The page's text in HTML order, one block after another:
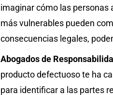
imaginar cómo las personas
más vulnerables pueden
consecuencias legales,
Abogados de
producto defectuoso te ha
para identificar a las partes